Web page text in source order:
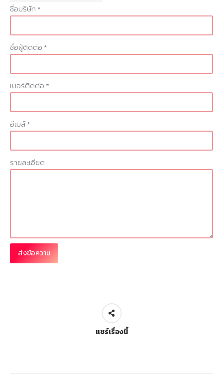
ชื่อบริษัท *
ชื่อผู้ติดต่อ *
เบอร์ติดต่อ *
อีเมล์ *
รายละเอียด
แชร์เรื่องนี้